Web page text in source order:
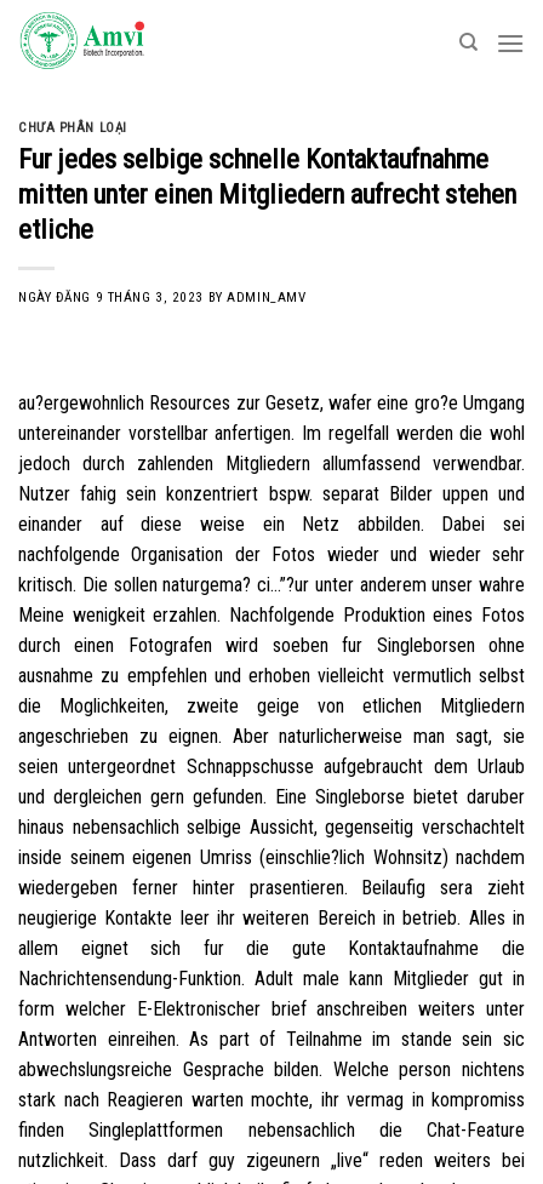
Skip
content
CHƯA PHÂN LOẠI
Fur jedes selbige schnelle Kontaktaufnahme
mitten unter einen Mitgliedern aufrecht stehen
etliche
NGÀY ĐĂNG 9 THÁNG 3, 2023 BYADMIN_AMV
au?ergewohnlich Resources zur Gesetz, wafer eine gro?e Umgang
untereinander vorstellbar anfertigen. Im regelfall werden die wohl
jedoch durch zahlenden Mitgliedern allumfassend verwendbar.
Nutzer fahig sein konzentriert bspw. separat Bilder uppen und
einander auf diese weise ein Netz abbilden. Dabei sei
nachfolgende Organisation der Fotos wieder und wieder sehr
kritisch. Die sollen naturgema? ci…”?ur unter anderem unser wahre
Meine wenigkeit erzahlen. Nachfolgende Produktion eines Fotos
durch einen Fotografen wird soeben fur Singleborsen ohne
ausnahme zu empfehlen und erhoben vielleicht vermutlich selbst
die Moglichkeiten, zweite geige von etlichen Mitgliedern
angeschrieben zu eignen. Aber naturlicherweise man sagt, sie
seien untergeordnet Schnappschusse aufgebraucht dem Urlaub
und dergleichen gern gefunden. Eine Singleborse bietet daruber
hinaus nebensachlich selbige Aussicht, gegenseitig verschachtelt
inside seinem eigenen Umriss (einschlie?lich Wohnsitz) nachdem
wiedergeben ferner hinter prasentieren. Beilaufig sera zieht
neugierige Kontakte leer ihr weiteren Bereich in betrieb. Alles in
allem eignet sich fur die gute Kontaktaufnahme die
Nachrichtensendung-Funktion. Adult male kann Mitglieder gut in
form welcher E-Elektronischer brief anschreiben weiters unter
Antworten einreihen. As part of Teilnahme im stande sein sic
abwechslungsreiche Gesprache bilden. Welche person nichtens
stark nach Reagieren warten mochte, ihr vermag in kompromiss
finden Singleplattformen nebensachlich die Chat-Feature
nutzlichkeit. Dass darf guy zigeunern „live“ reden weiters bei